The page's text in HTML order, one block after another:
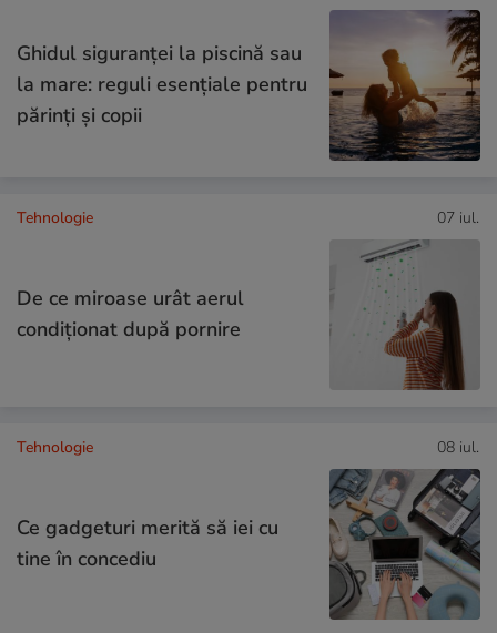
Ghidul siguranței la piscină sau
la mare: reguli esențiale pentru
părinți și copii
Tehnologie 07 iul.
De ce miroase urât aerul
condiționat după pornire
Tehnologie 08 iul.
Ce gadgeturi merită să iei cu
tine în concediu